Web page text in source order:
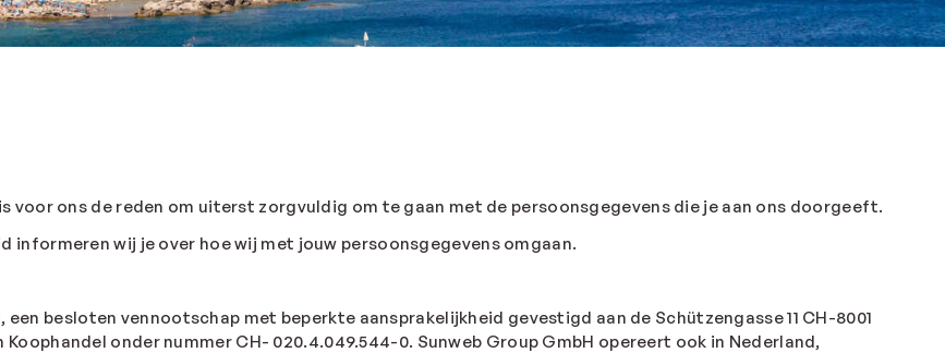
voor ons de reden om uiterst zorgvuldig om te gaan met de persoonsgegevens die je aan ons doorgeeft.
wij je over hoe wij met jouw persoonsgegevens omgaan.
besloten vennootschap met beperkte aansprakelijkheid gevestigd aan de Schützengasse 11 CH-8001
onder nummer CH- 020.4.049.544-0. Sunweb Group GmbH opereert ook in Nederland,